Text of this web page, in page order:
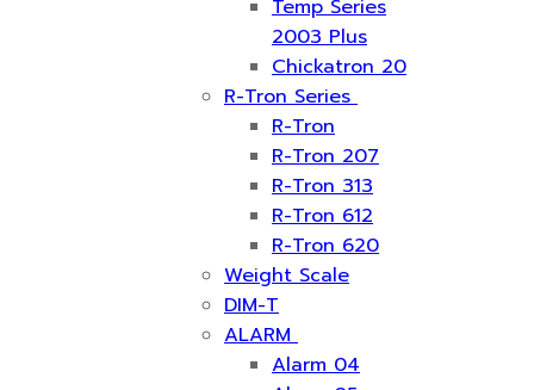
Temp Series
2003 Plus
Chickatron 20
R-Tron Series
R-Tron
R-Tron 207
R-Tron 313
R-Tron 612
R-Tron 620
Weight Scale
DIM-T
ALARM
Alarm 04